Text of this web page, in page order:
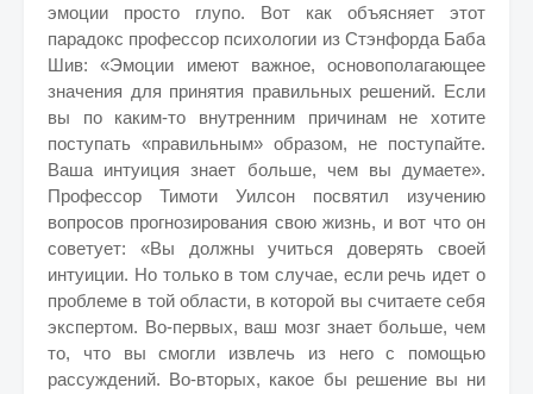
эмоции просто глупо. Вот как объясняет этот
парадокс профессор психологии из Стэнфорда Баба
Шив: «Эмоции имеют важное, основополагающее
значения для принятия правильных решений. Если
вы по каким-то внутренним причинам не хотите
поступать «правильным» образом, не поступайте.
Ваша интуиция знает больше, чем вы думаете».
Профессор Тимоти Уилсон посвятил изучению
вопросов прогнозирования свою жизнь, и вот что он
советует: «Вы должны учиться доверять своей
интуиции. Но только в том случае, если речь идет о
проблеме в той области, в которой вы считаете себя
экспертом. Во-первых, ваш мозг знает больше, чем
то, что вы смогли извлечь из него с помощью
рассуждений. Во-вторых, какое бы решение вы ни